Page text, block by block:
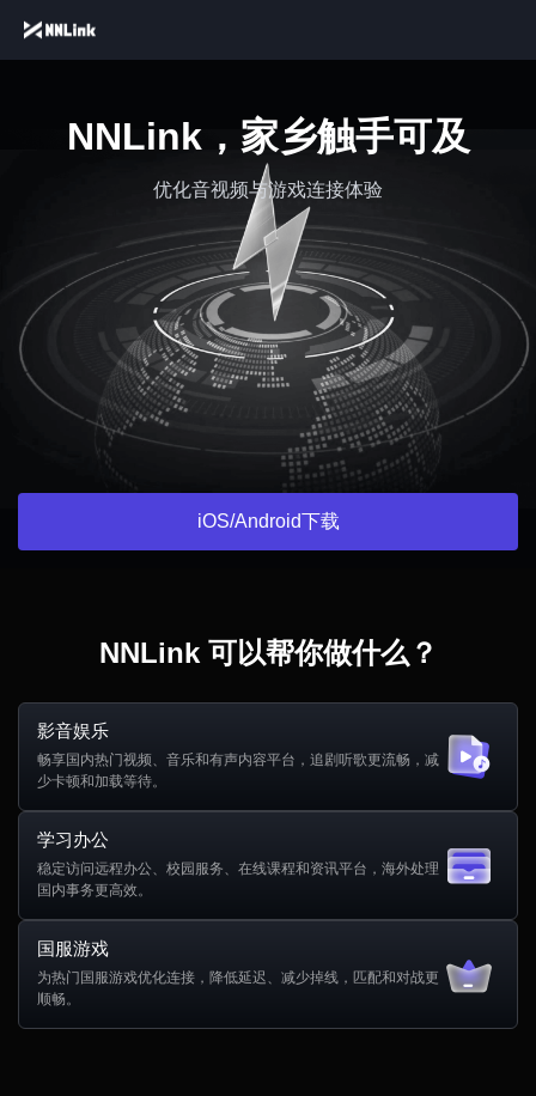
NNLink，家乡触手可及
优化音视频与游戏连接体验
iOS/Android下载
NNLink 可以帮你做什么？
影音娱乐
畅享国内热门视频、音乐和有声内容平台，追剧听歌更流畅，减
少卡顿和加载等待。
学习办公
稳定访问远程办公、校园服务、在线课程和资讯平台，海外处理
国内事务更高效。
国服游戏
为热门国服游戏优化连接，降低延迟、减少掉线，匹配和对战更
顺畅。